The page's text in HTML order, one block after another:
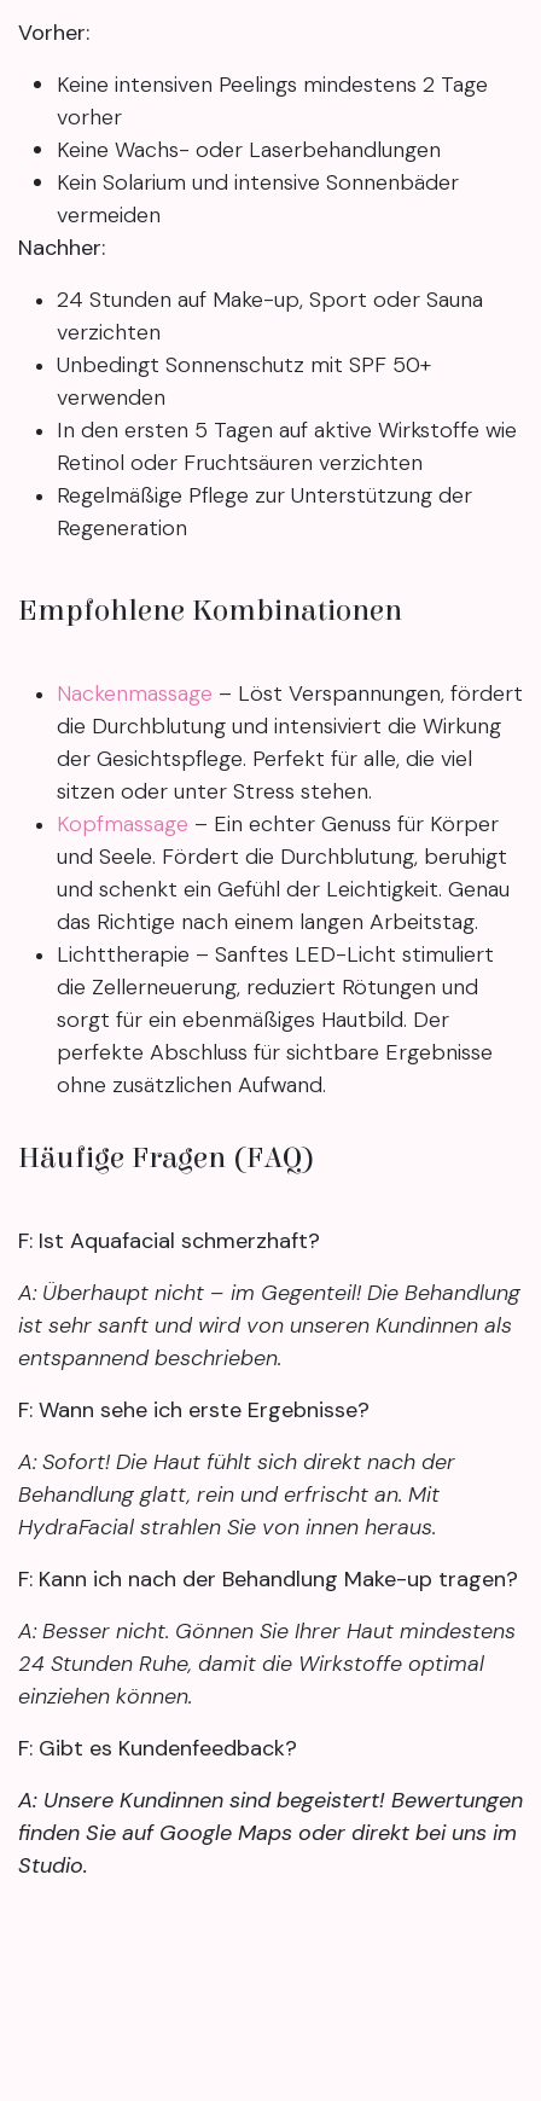
Vorher:
Keine intensiven Peelings mindestens 2 Tage
vorher
Keine Wachs- oder Laserbehandlungen
Kein Solarium und intensive Sonnenbäder
vermeiden
Nachher:
24 Stunden auf Make-up, Sport oder Sauna
verzichten
Unbedingt Sonnenschutz mit SPF 50+
verwenden
In den ersten 5 Tagen auf aktive Wirkstoffe wie
Retinol oder Fruchtsäuren verzichten
Regelmäßige Pflege zur Unterstützung der
Regeneration
Empfohlene Kombinationen
Nackenmassage – Löst Verspannungen, fördert
die Durchblutung und intensiviert die Wirkung
der Gesichtspflege. Perfekt für alle, die viel
sitzen oder unter Stress stehen.
Kopfmassage – Ein echter Genuss für Körper
und Seele. Fördert die Durchblutung, beruhigt
und schenkt ein Gefühl der Leichtigkeit. Genau
das Richtige nach einem langen Arbeitstag.
Lichttherapie – Sanftes LED-Licht stimuliert
die Zellerneuerung, reduziert Rötungen und
sorgt für ein ebenmäßiges Hautbild. Der
perfekte Abschluss für sichtbare Ergebnisse
ohne zusätzlichen Aufwand.
Häufige Fragen (FAQ)
F: Ist Aquafacial schmerzhaft?
A: Überhaupt nicht – im Gegenteil! Die Behandlung
ist sehr sanft und wird von unseren Kundinnen als
entspannend beschrieben.
F: Wann sehe ich erste Ergebnisse?
A: Sofort! Die Haut fühlt sich direkt nach der
Behandlung glatt, rein und erfrischt an. Mit
HydraFacial strahlen Sie von innen heraus.
F: Kann ich nach der Behandlung Make-up tragen?
A: Besser nicht. Gönnen Sie Ihrer Haut mindestens
24 Stunden Ruhe, damit die Wirkstoffe optimal
einziehen können.
F: Gibt es Kundenfeedback?
A: Unsere Kundinnen sind begeistert! Bewertungen
finden Sie auf Google Maps oder direkt bei uns im
Studio.